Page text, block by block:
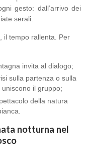
gesto: dall’arrivo dei
serali.
il tempo rallenta. Per
invita al dialogo;
sulla partenza o sulla
il gruppo;
della natura
notturna nel